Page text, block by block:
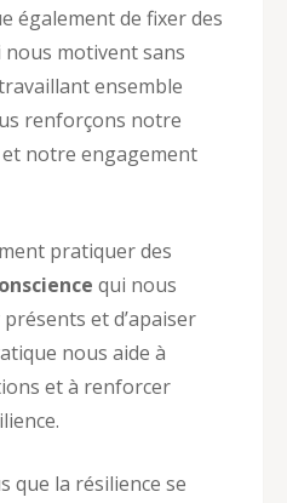
également de fixer des
motivent sans
ensemble
renforçons notre
et notre engagement
pratiquer des
qui nous
et d’apaiser
nous aide à
et à renforcer
que la résilience se